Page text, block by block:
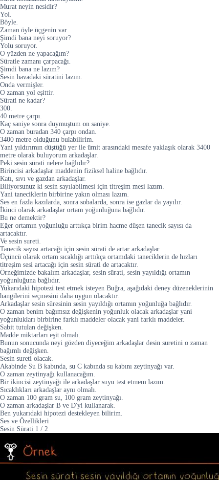
Murat neyin nesidir?
Yol.
Böyle.
Zaman öyle üçgenin var.
Şimdi bana neyi soruyor?
Yolu soruyor.
O yüzden ne yapacağım?
Süratle zamanı çarpacağı.
Şimdi bana ne lazım?
Sesin havadaki süratini lazım.
Onda vermişler.
O zaman yol eşittir.
Sürati ne kadar?
300.
40 metre çarpı.
Kaç saniye sonra duymuştum on saniye.
O zaman buradan 340 çarpı ondan.
3400 metre olduğunu bulabilirim.
Yani yıldırımın düştüğü yer ile ümit arasındaki mesafe yaklaşık olarak 3400
metre olarak buluyorum arkadaşlar.
Peki sesin sürati nelere bağlıdır?
Birincisi arkadaşlar maddenin fiziksel haline bağlıdır.
Katı, sıvı ve gazdan arkadaşlar.
Biliyorsunuz ki sesin sayılabilmesi için titreşim mesi lazım.
Yani taneciklerin birbirine yakın olması lazım.
Ses en fazla kazılarda, sonra sobalarda, sonra ise gazlar da yayılır.
İkinci olarak arkadaşlar ortam yoğunluğuna bağlıdır.
Bu ne demektir?
Eğer ortamın yoğunluğu arttıkça birim hacme düşen tanecik sayısı da
artacaktır.
Ve sesin sureti.
Tanecik sayısı artacağı için sesin sürati de artar arkadaşlar.
Üçüncü olarak ortam sıcaklığı arttıkça ortamdaki taneciklerin de hızları
titreşim sesi artacağı için sesin sürati de artacaktır.
Örneğimizde bakalım arkadaşlar, sesin sürati, sesin yayıldığı ortamın
yoğunluğuna bağlıdır.
Yukarıdaki hipotezi test etmek isteyen Buğra, aşağıdaki deney düzeneklerinin
hangilerini seçmesini daha uygun olacaktır.
Arkadaşlar sesin süresinin sesin yayıldığı ortamın yoğunluğa bağlıdır.
O zaman benim bağımsız değişkenin yoğunluk olacak arkadaşlar yani
yoğunlukları birbirine farklı maddeler olacak yani farklı maddeler.
Sabit tutulan değişken.
Madde miktarları eşit olmalı.
Bunun sonucunda neyi gözden diyeceğim arkadaşlar desin suretini o zaman
bağımlı değişken.
Sesin sureti olacak.
Akabinde Su B kabında, su C kabında su kabını zeytinyağı var.
O zaman zeytinyağı kullanacağım.
Bir ikincisi zeytinyağı ile arkadaşlar suyu test etmem lazım.
Sıcaklıkları arkadaşlar aynı olmalı.
O zaman 100 gram su, 100 gram zeytinyağı.
O zaman arkadaşlar B ve D'yi kullanarak.
Ben yukarıdaki hipotezi destekleyen bilirim.
Ses ve Özellikleri
Sesin Sürati 1 / 2